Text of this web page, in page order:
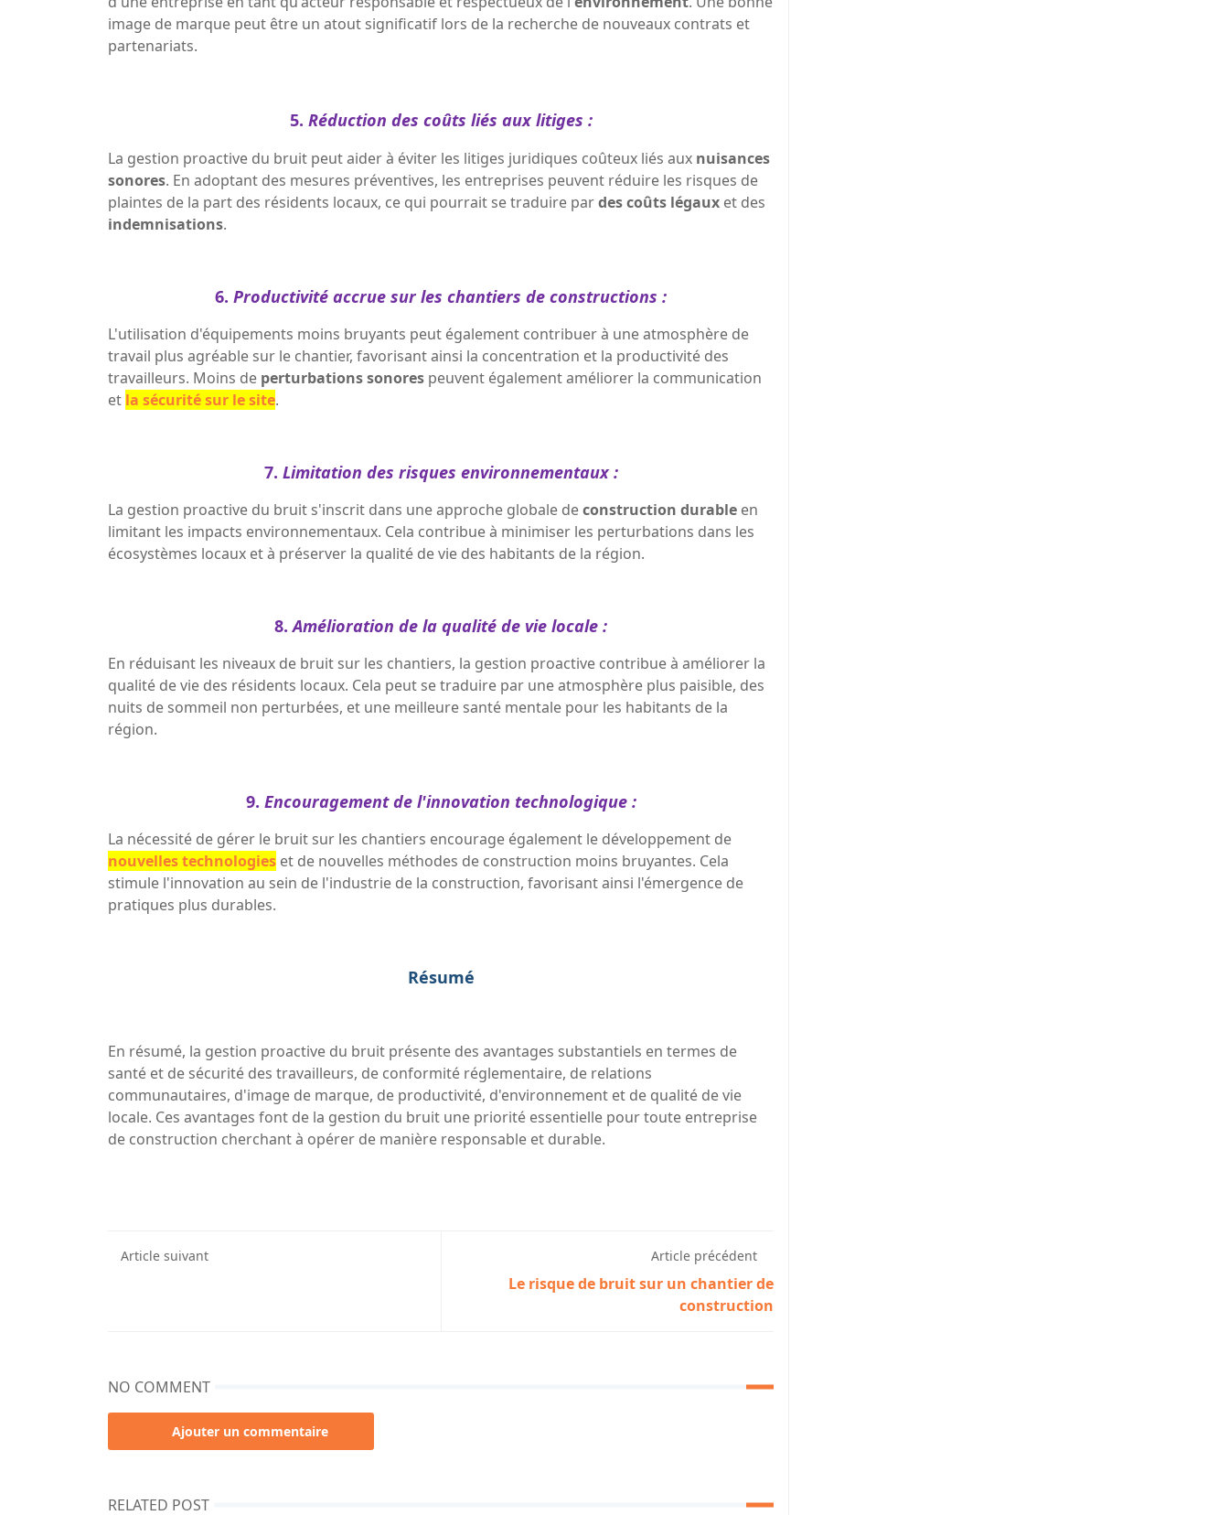
image de marque peut être un atout significatif lors de la recherche de nouveaux contrats et
partenariats.
5. Réduction des coûts liés aux litiges :
La gestion proactive du bruit peut aider à éviter les litiges juridiques coûteux liés aux nuisances
sonores. En adoptant des mesures préventives, les entreprises peuvent réduire les risques de
plaintes de la part des résidents locaux, ce qui pourrait se traduire pardes coûts légaux et des
indemnisations.
6. Productivité accrue sur les chantiers de constructions :
L'utilisation d'équipements moins bruyants peut également contribuer à une atmosphère de
travail plus agréable sur le chantier, favorisant ainsi la concentration et la productivité des
travailleurs. Moins de perturbations sonores peuvent également améliorer la communication
et la sécurité sur le site.
7. Limitation des risques environnementaux :
La gestion proactive du bruit s'inscrit dans une approche globale deconstruction durable en
limitant les impacts environnementaux. Cela contribue à minimiser les perturbations dans les
écosystèmes locaux et à préserver la qualité de vie des habitants de la région.
8.Amélioration de la qualité de vie locale :
En réduisant les niveaux de bruit sur les chantiers, la gestion proactive contribue à améliorer la
qualité de vie des résidents locaux. Cela peut se traduire par une atmosphère plus paisible, des
nuits de sommeil non perturbées, et une meilleure santé mentale pour les habitants de la
région.
9. Encouragement de l'innovation technologique :
La nécessité de gérer le bruit sur les chantiers encourage également le développement de
nouvelles technologies et de nouvelles méthodes de construction moins bruyantes. Cela
stimule l'innovation au sein de l'industrie de la construction, favorisant ainsi l'émergence de
pratiques plus durables.
Résumé
En résumé, la gestion proactive du bruit présente des avantages substantiels en termes de
santé et de sécurité des travailleurs, de conformité réglementaire, de relations
communautaires, d'image de marque, de productivité, d'environnement et de qualité de vie
locale. Ces avantages font de la gestion du bruit une priorité essentielle pour toute entreprise
de construction cherchant à opérer de manière responsable et durable.
Article suivant Article précédent
Le risque de bruit sur un chantier de
construction
NO COMMENT
Ajouter un commentaire
RELATED POST